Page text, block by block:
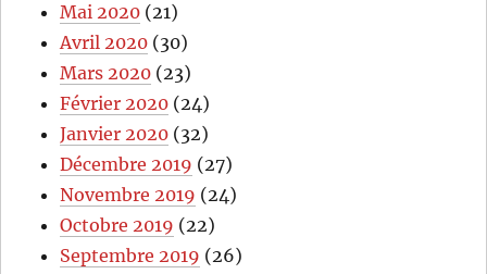
Mai 2020 (21)
Avril 2020 (30)
Mars 2020 (23)
Février 2020 (24)
Janvier 2020 (32)
Décembre 2019 (27)
Novembre 2019 (24)
Octobre 2019 (22)
Septembre 2019 (26)